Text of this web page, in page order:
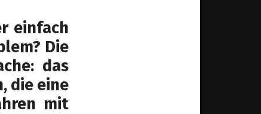
einfach
Die
das
die eine
mit